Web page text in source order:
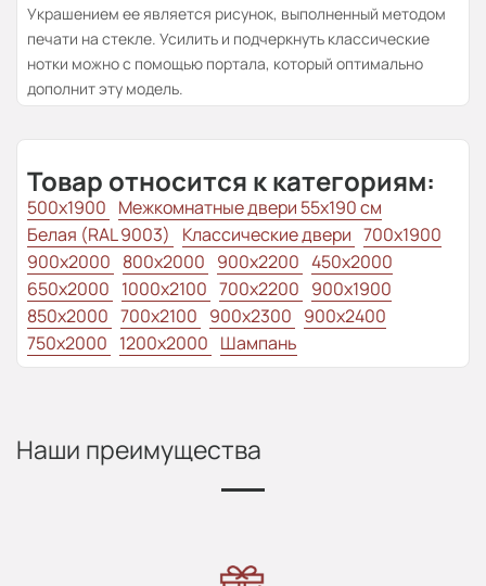
Украшением ее является рисунок, выполненный методом
печати на стекле. Усилить и подчеркнуть классические
нотки можно с помощью портала, который оптимально
дополнит эту модель.
Товар относится к категориям:
500x1900 Межкомнатные двери 55х190 см
Белая (RAL 9003)
Классические двери 700x1900
900x2000 800x2000 900x2200 450x2000
650x2000 1000x2100 700x2200 900x1900
850x2000 700x2100 900x2300 900x2400
750x2000 1200x2000 Шампань
Наши преимущества